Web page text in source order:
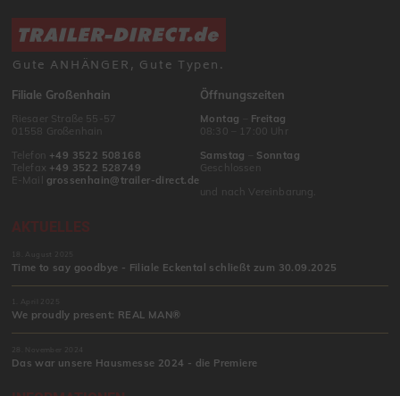
Gute ANHÄNGER, Gute Typen.
Filiale Großenhain
Riesaer Straße 55-57
01558 Großenhain
Telefon +49 3522 508168
Telefax +49 3522 528749
E-Mail grossenhain@trailer-direct.de
Öffnungszeiten
Montag
Freitag
08:30 – 17:00 Uhr
Samstag
Sonntag
Geschlossen
und nach Vereinbarung.
AKTUELLES
18. August 2025
Time to say goodbye - Filiale Eckental schließt zum 30.09.2025
1. April 2025
We proudly present: REAL MAN®
28. November 2024
Das war unsere Hausmesse 2024 - die Premiere